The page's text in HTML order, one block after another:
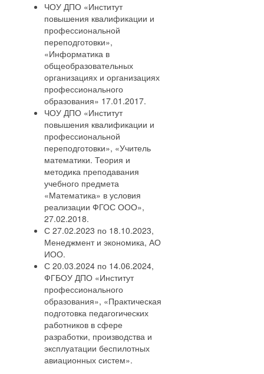
ЧОУ ДПО «Институт
повышения квалификации и
профессиональной
переподготовки»,
«Информатика в
общеобразовательных
организациях и организациях
профессионального
образования» 17.01.2017.
ЧОУ ДПО «Институт
повышения квалификации и
профессиональной
переподготовки», «Учитель
математики. Теория и
методика преподавания
учебного предмета
«Математика» в условия
реализации ФГОС ООО»,
27.02.2018.
С 27.02.2023 по 18.10.2023,
Менеджмент и экономика, АО
ИОО.
С 20.03.2024 по 14.06.2024,
ФГБОУ ДПО «Институт
профессионального
образования», «Практическая
подготовка педагогических
работников в сфере
разработки, производства и
эксплуатации беспилотных
авиационных систем».